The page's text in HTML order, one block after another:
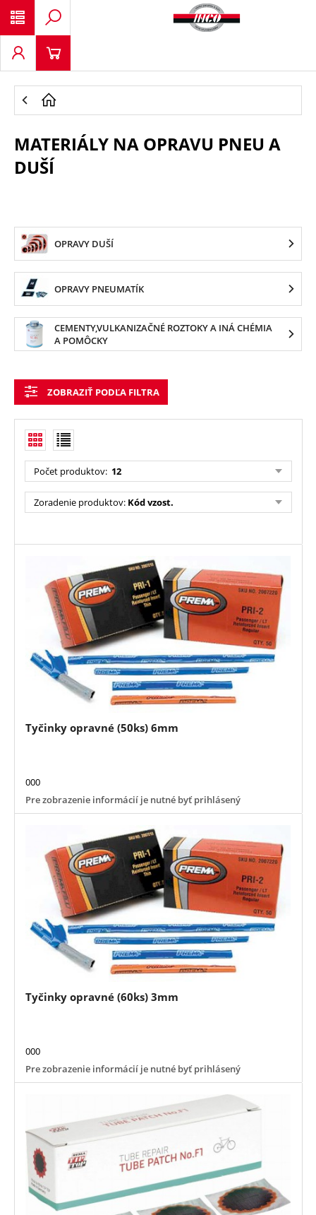
MATERIÁLY NA OPRAVU PNEU A
DUŠÍ
OPRAVY DUŠÍ
OPRAVY PNEUMATÍK
CEMENTY,VULKANIZAČNÉ ROZTOKY A INÁ CHÉMIA
A POMÔCKY
ZOBRAZIŤ PODĽA FILTRA
Počet produktov: 12
Zoradenie produktov: Kód vzost.
Tyčinky opravné (50ks) 6mm
000
Pre zobrazenie informácií je nutné byť prihlásený
Tyčinky opravné (60ks) 3mm
000
Pre zobrazenie informácií je nutné byť prihlásený